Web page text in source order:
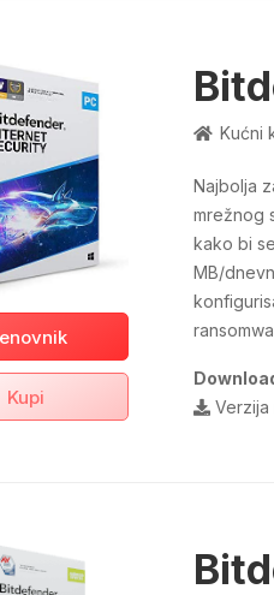
Kupi
Kućni
Najbolja
mrežnog
kako bi
MB/
Verzija